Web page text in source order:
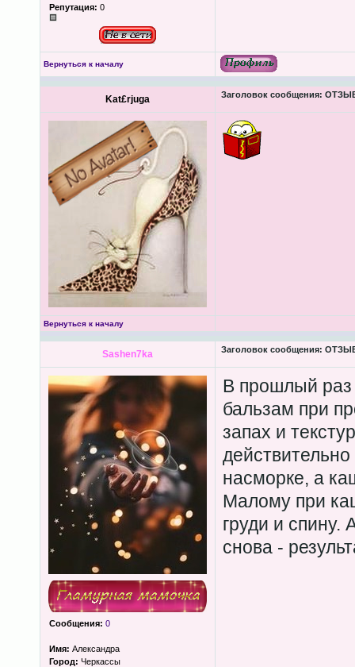
Репутация: 0
Вернуться к началу
Kat£rjuga Заголовок сообщения:
Вернуться к началу
Sashen7ka Заголовок сообщения:
Сообщения: 0
Имя: Александра
Город: Черкассы
В прошлый раз
бальзам при
запах и
насморке, а
Малому при
груди и
снова -